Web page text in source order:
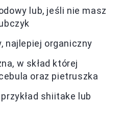
lub, jeśli nie masz
najlepiej organiczny
w skład której
oraz pietruszka
shiitake lub